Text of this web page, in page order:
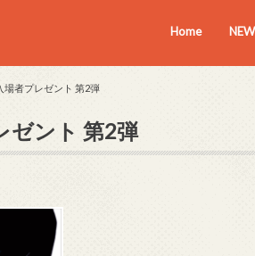
Home
場者プレゼント 第2弾
ゼント 第2弾